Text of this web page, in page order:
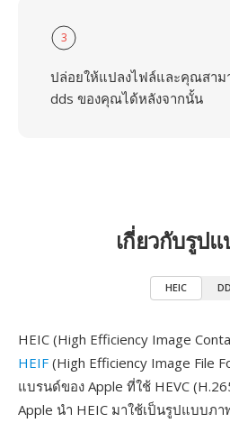
3
ปล่อยให้แปลงไฟล์และคุณสาม
dds ของคุณได้หลังจากนั้น
เกี่ยวกับรูป
HEIC
HEIC (High Efficiency Image
HEIF (High Efficiency Image File
แบรนด์ของ Apple ที่ใช้ HEVC
Apple นำ HEIC มาใช้เป็นรูปแบบภ